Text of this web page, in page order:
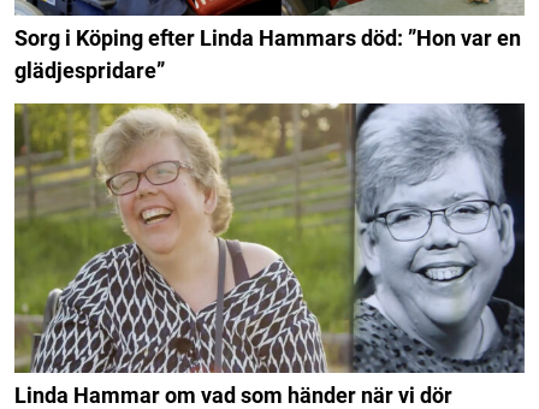
Sorg i Köping efter Linda Hammars död: ”Hon var en
glädjespridare”
Linda Hammar om vad som händer när vi dör